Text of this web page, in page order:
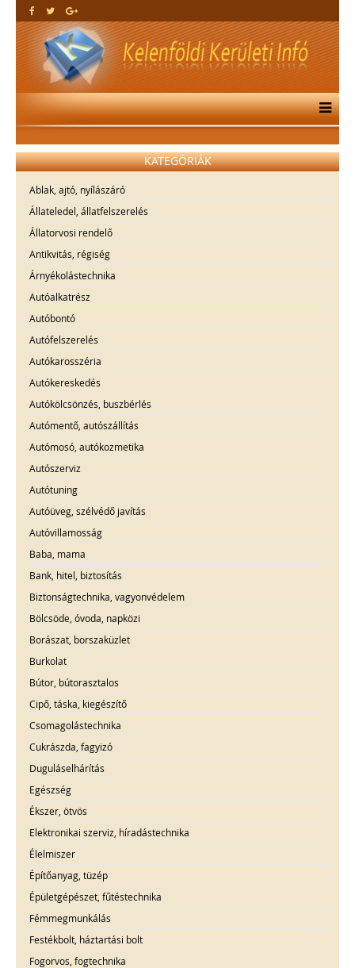
KATEGÓRIÁK
Ablak, ajtó, nyílászáró
Állateledel, állatfelszerelés
Állatorvosi rendelő
Antikvitás, régiség
Árnyékolástechnika
Autóalkatrész
Autóbontó
Autófelszerelés
Autókarosszéria
Autókereskedés
Autókölcsönzés, buszbérlés
Autómentő, autószállítás
Autómosó, autókozmetika
Autószerviz
Autótuning
Autóüveg, szélvédő javítás
Autóvillamosság
Baba, mama
Bank, hitel, biztosítás
Biztonságtechnika, vagyonvédelem
Bölcsöde, óvoda, napközi
Borászat, borszaküzlet
Burkolat
Bútor, bútorasztalos
Cipő, táska, kiegészítő
Csomagolástechnika
Cukrászda, fagyizó
Duguláselhárítás
Egészség
Ékszer, ötvös
Elektronikai szerviz, híradástechnika
Élelmiszer
Építőanyag, tüzép
Épületgépészet, fűtéstechnika
Fémmegmunkálás
Festékbolt, háztartási bolt
Fogorvos, fogtechnika